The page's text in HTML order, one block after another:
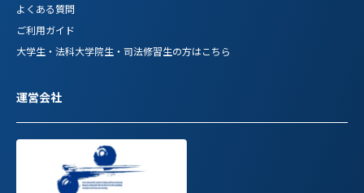
よくある質問
ご利用ガイド
大学生・法科大学院生・司法修習生の方はこちら
運営会社